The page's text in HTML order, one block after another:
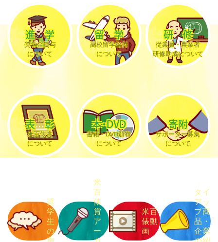
進学
奨学金貸与
について
留学
高校留学給付
について
研修
従業員・農業者
研修助成について
表彰
米百俵賞
について
本・DVD
書籍・DVD頒布
について
寄附
サポーター募集
について
奨
学
生
の
米
百
俵
賞
ア
ー
米百
俵動
画
タイ
アッ
プ商
品 ・
企業